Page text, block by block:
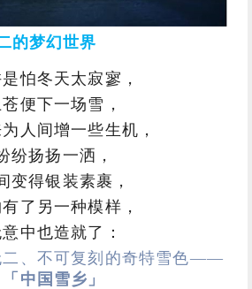
的梦幻世界
怕冬天太寂寥，
便下一场雪，
人间增一些生机，
纷扬扬一洒，
变得银装素裹，
了另一种模样，
中也造就了：
二、不可复刻的奇特雪色——
「中国雪乡」